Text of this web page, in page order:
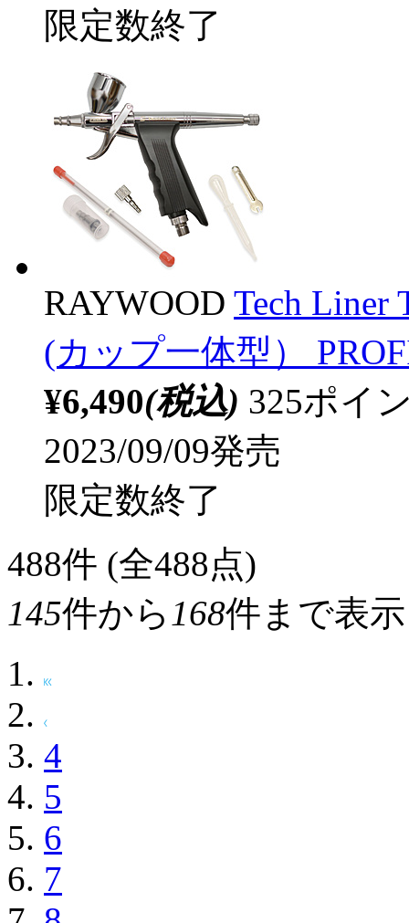
限定数終了
RAYWOOD Tech
(カップ一体型）
¥6,490(税込) 325ポイ
2023/09/09発売
限定数終了
488件 (全488点)
145件から 168件まで表示
4
5
6
7